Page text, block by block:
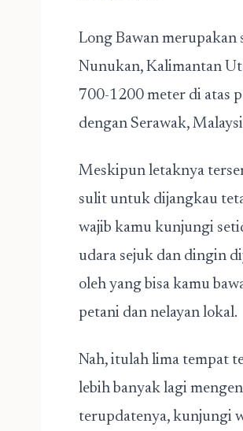
Long Bawan merupakan
Nunukan, Kalimantan
700-1200 meter di atas
dengan Serawak,
Meskipun letaknya
sulit untuk dijangkau
wajib kamu kunjungi
udara sejuk dan dingin
oleh yang bisa kamu
petani dan nelayan lokal.
Nah, itulah lima tempat
lebih banyak lagi
terupdatenya, kunjungi